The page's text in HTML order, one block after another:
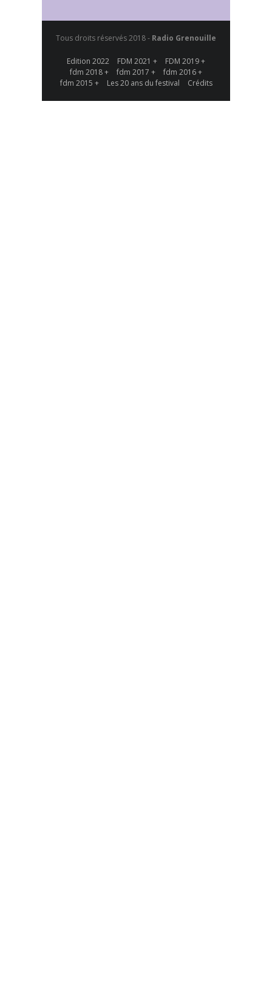
Tous droits réservés 2018 - Radio Grenouille
Edition 2022 FDM 2021 +
FDM 2019 +
fdm 2018 +
fdm 2017 +
fdm 2016 +
fdm 2015 +
Les 20 ans du festival Crédits